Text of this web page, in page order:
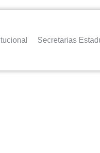
Secretarias